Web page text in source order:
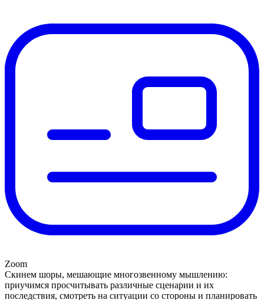
Zoom
Скинем шоры, мешающие многозвенному мышлению:
приучимся просчитывать различные сценарии и их
последствия, смотреть на ситуации со стороны и планировать